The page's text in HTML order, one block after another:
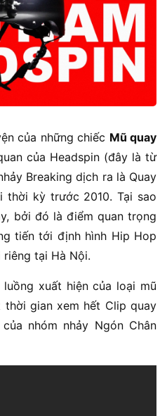
của những chiếc Mũ quay
của Headspin (đây là từ
Breaking dịch ra là Quay
thời kỳ trước 2010. Tại sao
bởi đó là điểm quan trọng
tiến tới định hình Hip Hop
riêng tại Hà Nội.
xuất hiện của loại mũ
thời gian xem hết Clip quay
nhóm nhảy Ngón Chân